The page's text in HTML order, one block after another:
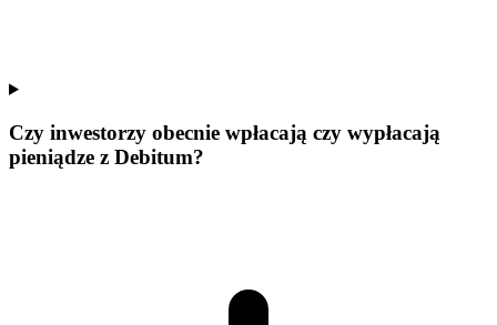
Czy inwestorzy obecnie wpłacają czy wypłacają
pieniądze z Debitum?